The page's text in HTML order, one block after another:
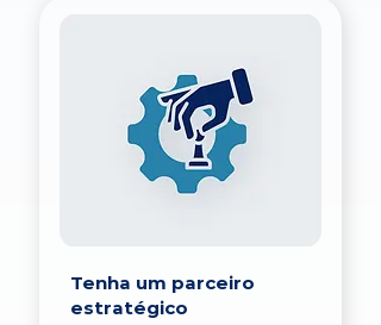
Tenha um parceiro
estratégico